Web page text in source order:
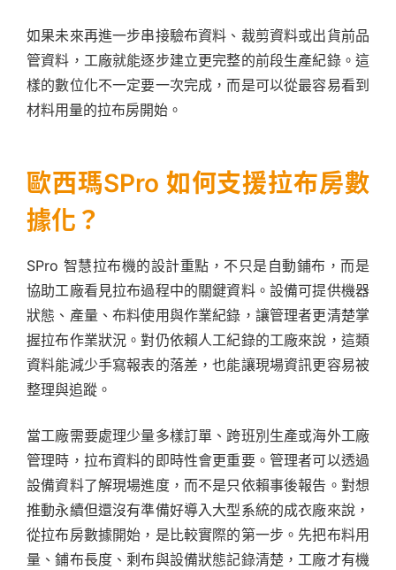
如果未來再進一步串接驗布資料、裁剪資料或出貨前品
管資料，工廠就能逐步建立更完整的前段生產紀錄。這
樣的數位化不一定要一次完成，而是可以從最容易看到
材料用量的拉布房開始。
歐西瑪SPro 如何支援拉布房數
據化？
SPro 智慧拉布機的設計重點，不只是自動鋪布，而是
協助工廠看見拉布過程中的關鍵資料。設備可提供機器
狀態、產量、布料使用與作業紀錄，讓管理者更清楚掌
握拉布作業狀況。對仍依賴人工紀錄的工廠來說，這類
資料能減少手寫報表的落差，也能讓現場資訊更容易被
整理與追蹤。
當工廠需要處理少量多樣訂單、跨班別生產或海外工廠
管理時，拉布資料的即時性會更重要。管理者可以透過
設備資料了解現場進度，而不是只依賴事後報告。對想
推動永續但還沒有準備好導入大型系統的成衣廠來說，
從拉布房數據開始，是比較實際的第一步。先把布料用
量、鋪布長度、剩布與設備狀態記錄清楚，工廠才有機